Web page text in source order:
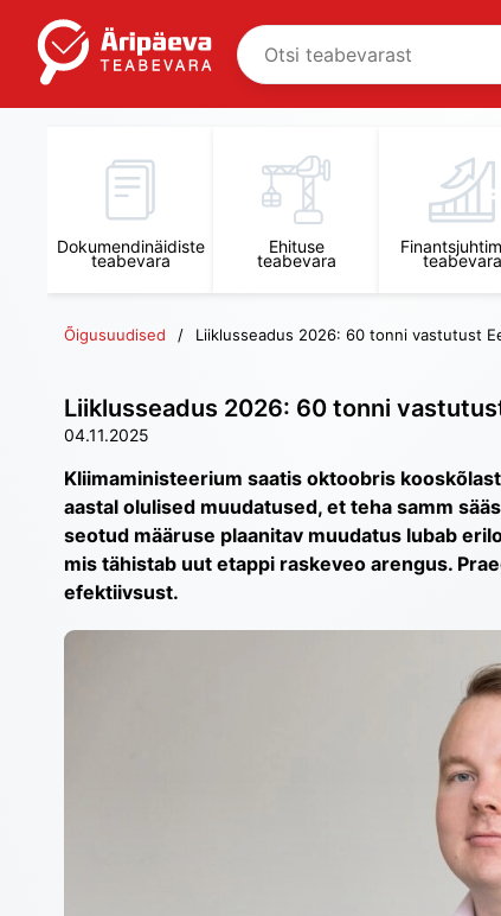
Dokumendinäidiste
teabevara
Ehituse
teabevara teabevara
Õigusuudised Liiklusseadus 2026: 60 tonni vastutust
Liiklusseadus 2026: 60 tonni
04.11.2025
Kliimaministeerium saatis oktoobris
aastal olulised muudatused, et teha samm
seotud määruse plaanitav muudatus lubab
mis tähistab uut etappi raskeveo arengus.
efektiivsust.